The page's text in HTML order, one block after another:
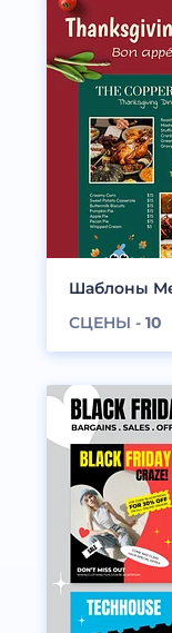
Шаблоны
СЦЕНЫ - 10